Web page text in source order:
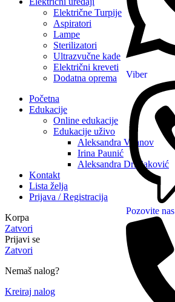
Električne Turpije
Aspiratori
Lampe
Sterilizatori
Ultrazvučne kade
Električni kreveti
Dodatna oprema
Početna
Edukacije
Online edukacije
Edukacije uživo
Aleksandra Vitanov
Irina Paunić
Aleksandra Drinjaković
Kontakt
Lista želja
Prijava / Registracija
Korpa
Zatvori
Prijavi se
Zatvori
Nemaš nalog?
Kreiraj nalog
Viber
Pozovite nas